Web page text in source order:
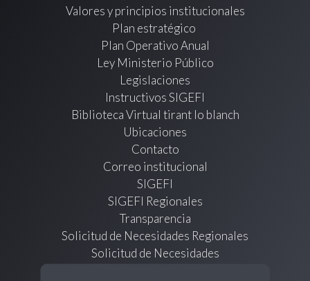
Valores y principios institucionales
Plan estratégico
Plan Operativo Anual
Ley Ministerio Público
Legislaciones
Instructivos SIGEFI
Biblioteca Virtual tirant lo blanch
Ubicaciones
Contacto
Correo institucional
SIGEFI
SIGEFI Regionales
Transparencia
Solicitud de Necesidades Regionales
Solicitud de Necesidades